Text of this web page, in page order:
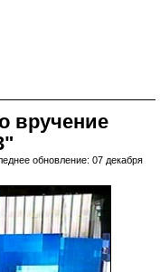
вручение
обновление: 07 декабря